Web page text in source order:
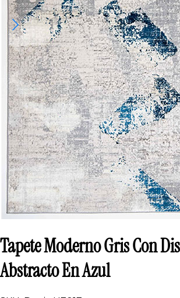
Tapete Moderno Gris Con
Abstracto En Azul